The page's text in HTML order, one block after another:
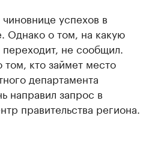
успехов в
Однако о том, на какую
не сообщил.
том, кто займет место
департамента
направил запрос в
правительства региона.